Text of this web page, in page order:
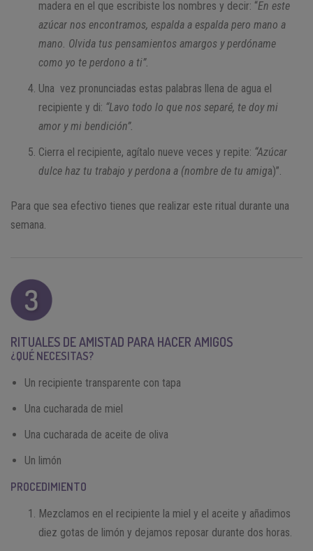
madera en el que escribiste los nombres y decir: “En este
azúcar nos encontramos, espalda a espalda pero mano a
mano. Olvida tus pensamientos amargos y perdóname
como yo te perdono a ti”.
Una vez pronunciadas estas palabras llena de agua el
recipiente y di: “Lavo todo lo que nos separé, te doy mi
amor y mi bendición”.
Cierra el recipiente, agítalo nueve veces y repite: “Azúcar
dulce haz tu trabajo y perdona a (nombre de tu amiga)”.
Para que sea efectivo tienes que realizar este ritual durante una
semana.
RITUALES DE AMISTAD PARA HACER AMIGOS
¿QUÉ NECESITAS?
Un recipiente transparente con tapa
Una cucharada de miel
Una cucharada de aceite de oliva
Un limón
PROCEDIMIENTO
Mezclamos en el recipiente la miel y el aceite y añadimos
diez gotas de limón y dejamos reposar durante dos horas.